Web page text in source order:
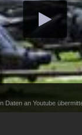
Daten an Youtube